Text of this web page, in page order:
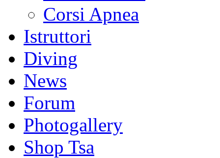
Corsi Apnea
Istruttori
Diving
News
Forum
Photogallery
Shop Tsa